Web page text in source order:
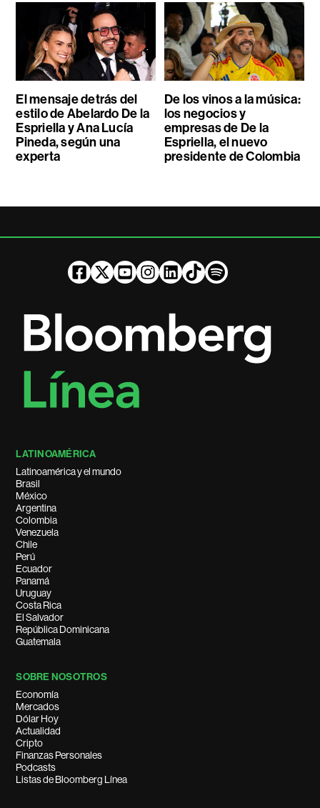
El mensaje detrás del
estilo de Abelardo De la
Espriella y Ana Lucía
Pineda, según una
experta
De los vinos a la música:
los negocios y
empresas de De la
Espriella, el nuevo
presidente de Colombia
LATINOAMÉRICA
Latinoamérica y el mundo
Brasil
México
Argentina
Colombia
Venezuela
Chile
Perú
Ecuador
Panamá
Uruguay
Costa Rica
El Salvador
República Dominicana
Guatemala
SOBRE NOSOTROS
Economía
Mercados
Dólar Hoy
Actualidad
Cripto
Finanzas Personales
Podcasts
Listas de Bloomberg Línea